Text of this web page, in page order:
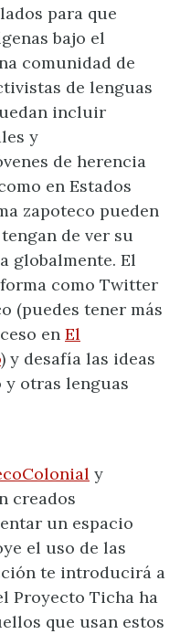
para que
bajo el
comunidad de
de lenguas
incluir
y
de herencia
en Estados
zapoteco pueden
de ver su
globalmente. El
como Twitter
(puedes tener más
en El
) y desafía las ideas
y otras lenguas
y
creados
un espacio
el uso de las
te introducirá a
Proyecto Ticha ha
que usan estos